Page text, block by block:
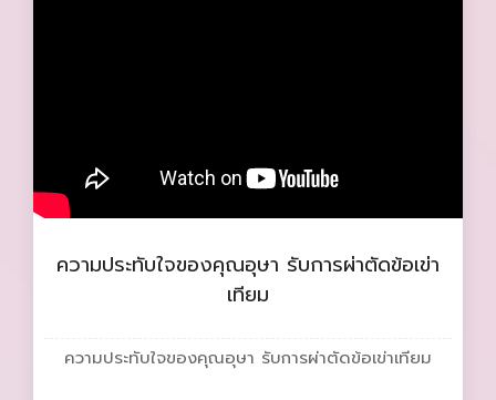
ความประทับใจของคุณอุษา รับการผ่าตัดข้อเข่า
เทียม
ความประทับใจของคุณอุษา รับการผ่าตัดข้อเข่าเทียม